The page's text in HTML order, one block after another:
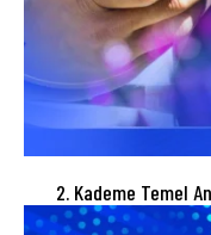
2. Kademe Temel